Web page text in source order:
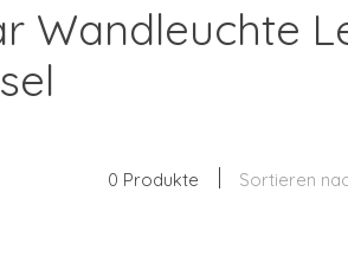
Wandleuchte
0 Produkte Sortieren